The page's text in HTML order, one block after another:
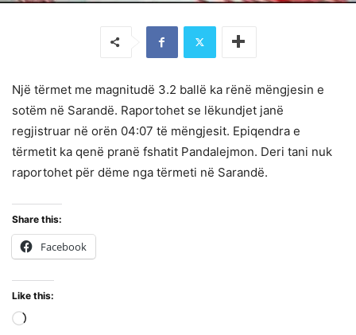
Një tërmet me magnitudë 3.2 ballë ka rënë mëngjesin e
sotëm në Sarandë. Raportohet se lëkundjet janë
regjistruar në orën 04:07 të mëngjesit. Epiqendra e
tërmetit ka qenë pranë fshatit Pandalejmon. Deri tani nuk
raportohet për dëme nga tërmeti në Sarandë.
Share this:
Facebook
Like this: